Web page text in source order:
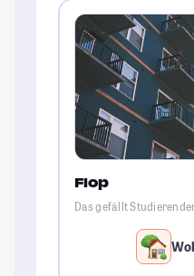
Flop
Das gefällt